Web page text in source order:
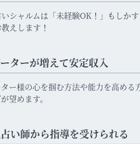
シャルムは「未経験OK！」もしか
えします！
ターが増えて安定収入
ター様の心を掴む方法や能力を高め
望めます。
い師から指導を受けられる